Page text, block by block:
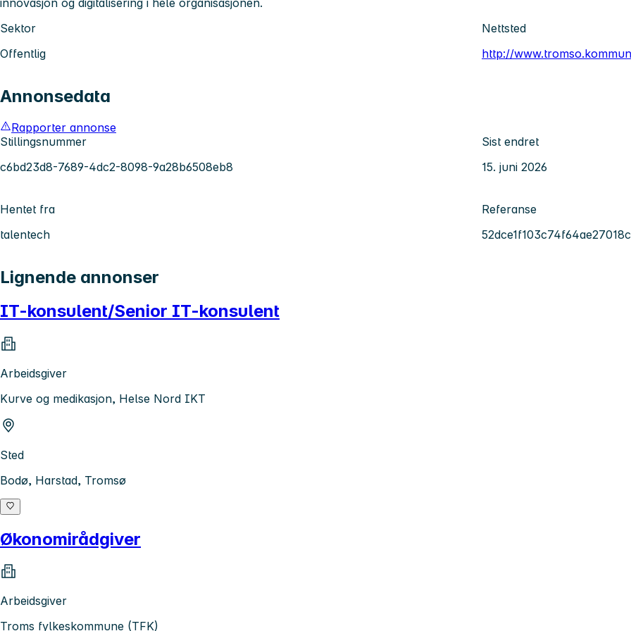
Sektor
Offentlig
Nettsted
http://
Annonsedata
Rapporter annonse
Stillingsnummer
c6bd23d8-7689-4dc2-8098-9a28b6508eb8
Sist endret
15. juni 2026
Hentet fra
talentech
Referanse
Lignende annonser
IT-konsulent/Senior IT-konsulent
Arbeidsgiver
Kurve og medikasjon, Helse Nord IKT
Sted
Bodø, Harstad, Tromsø
Økonomirådgiver
Arbeidsgiver
Troms fylkeskommune (TFK)